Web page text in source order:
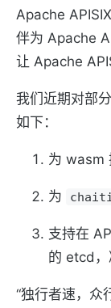
Apache
伴为 Apache
让 Apache
我们近期对部
如下：
为 wasm
为
支持在
的 etcd，
“独行者速，众